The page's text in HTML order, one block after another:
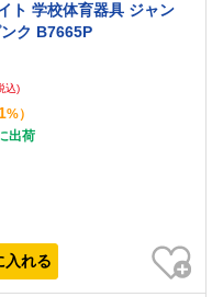
ト 学校体育器具 ジャン
ク B7665P
込)
1%）
出荷
入れる
お気に入り